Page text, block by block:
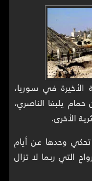
في سوريا،
يلبغا الناصري،
الأخرى.
تحكي وحدها عن أيام
التي ربما لا تزال